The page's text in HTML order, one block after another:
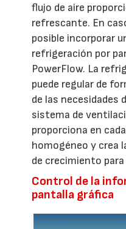
flujo de aire
refrescante. En
posible incorporar
refrigeración por
PowerFlow. La
puede regular de
de las necesidades
sistema de
proporciona en
homogéneo y crea
de crecimiento
Control de la
pantalla gráfica